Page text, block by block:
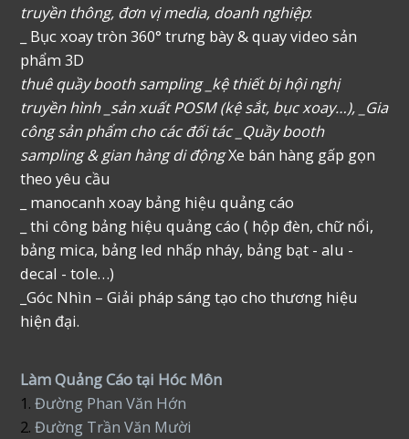
truyền thông, đơn vị media, doanh nghiệp:
_ Bục xoay tròn 360° trưng bày & quay video sản
phẩm 3D
thuê quầy booth sampling _kệ thiết bị hội nghị
truyền hình _sản xuất POSM (kệ sắt, bục xoay…), _Gia
công sản phẩm cho các đối tác _Quầy booth
sampling & gian hàng di độngXe bán hàng gấp gọn
theo yêu cầu
_ manocanh xoay bảng hiệu quảng cáo
_ thi công bảng hiệu quảng cáo ( hộp đèn, chữ nổi,
bảng mica, bảng led nhấp nháy, bảng bạt - alu -
decal - tole…)
_Góc Nhìn – Giải pháp sáng tạo cho thương hiệu
hiện đại.
Làm Quảng Cáo tại Hóc Môn
1.Đường Phan Văn Hớn
2.Đường Trần Văn Mười